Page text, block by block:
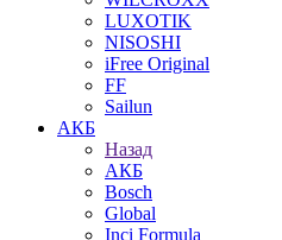
LUXOTIK
NISOSHI
iFree Original
FF
Sailun
АКБ
Назад
АКБ
Bosch
Global
Inci Formula